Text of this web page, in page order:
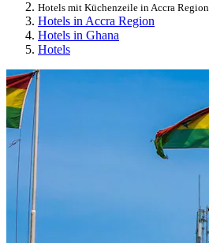
Hotels mit Küchenzeile in Accra Region
Hotels in Accra Region
Hotels in Ghana
Hotels